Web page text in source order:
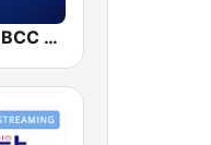
中廣新聞網 BCC News Radio